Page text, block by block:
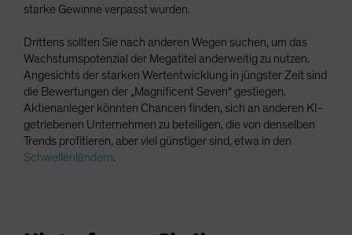
starke Gewinne verpasst wurden.
Drittens sollten Sie nach anderen Wegen suchen, um das
Wachstumspotenzial der Megatitel anderweitig zu nutzen.
Angesichts der starken Wertentwicklung in jüngster Zeit sind
die Bewertungen der „Magnificent Seven“ gestiegen.
Aktienanleger könnten Chancen finden, sich an anderen KI-
getriebenen Unternehmen zu beteiligen, die von denselben
Trends profitieren, aber viel günstiger sind, etwa in den
Schwellenländern.